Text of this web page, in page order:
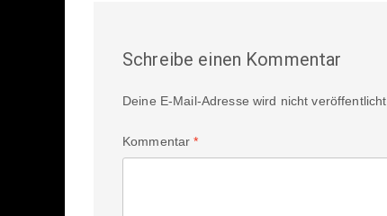
Schreibe einen Kommentar
Deine E-Mail-Adresse wird nicht veröffentlicht.
Kommentar*